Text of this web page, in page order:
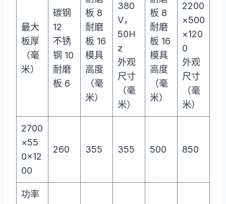
最大
板厚
（毫
米）
碳钢
12
不锈
钢 10
耐磨
板 6
板 8
耐磨
板 16
模具
高度
（毫
米）
380
V，
50H
z
外观
尺寸
（毫
米）
板 8
耐磨
板 16
模具
高度
（毫
米）
2200
×500
×120
0
外观
尺寸
（毫
米）
2700
×55
0×12
00
260 355 355 500 850
功率